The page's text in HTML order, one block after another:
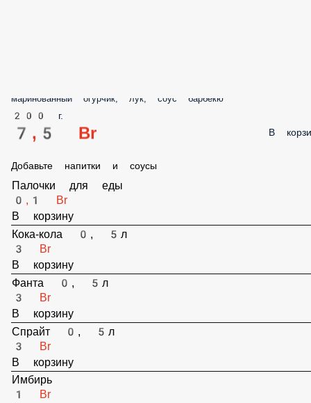
Палочки для еды
0,1 Br
В корзину
Кока-кола 0, 5л
3 Br
В корзину
Фанта 0, 5л
3 Br
В корзину
Спрайт 0, 5л
3 Br
В корзину
Имбирь
1 Br
В корзину